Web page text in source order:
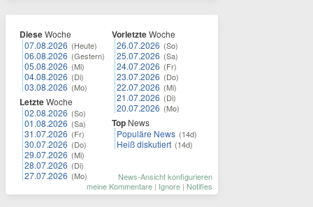
DieseWoche
07.08.2026 (Heute)
06.08.2026 (Gestern)
05.08.2026 (Mi)
04.08.2026 (Di)
03.08.2026 (Mo)
LetzteWoche
02.08.2026 (So)
01.08.2026 (Sa)
31.07.2026 (Fr)
30.07.2026 (Do)
29.07.2026 (Mi)
28.07.2026 (Di)
27.07.2026 (Mo)
VorletzteWoche
26.07.2026 (So)
25.07.2026 (Sa)
24.07.2026 (Fr)
23.07.2026 (Do)
22.07.2026 (Mi)
21.07.2026 (Di)
20.07.2026 (Mo)
Top News
Populäre News (14d)
Heiß diskutiert (14d)
News-Ansicht konfigurieren
meine Kommentare | Ignore | Notifies